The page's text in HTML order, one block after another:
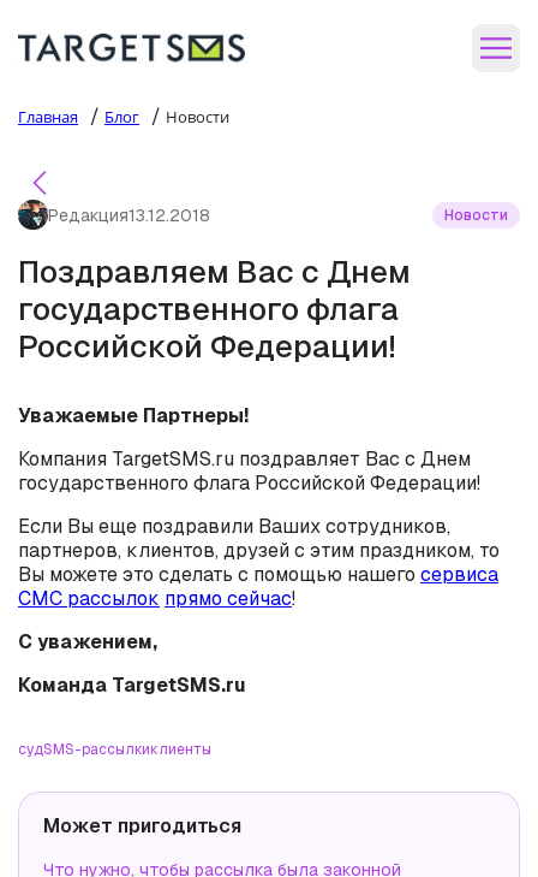
Главная / Блог / Новости
Редакция13.12.2018 Новости
Поздравляем Вас с Днем
государственного флага
Российской Федерации!
Уважаемые Партнеры!
Компания TargetSMS.ru поздравляет Вас с Днем
государственного флага Российской Федерации!
Если Вы еще поздравили Ваших сотрудников,
партнеров, клиентов, друзей с этим праздником, то
Вы можете это сделать с помощью нашего сервиса
СМС рассылок прямо сейчас!
С уважением,
Команда TargetSMS.ru
судSMS-рассылкиклиенты
Может пригодиться
Что нужно, чтобы рассылка была законной